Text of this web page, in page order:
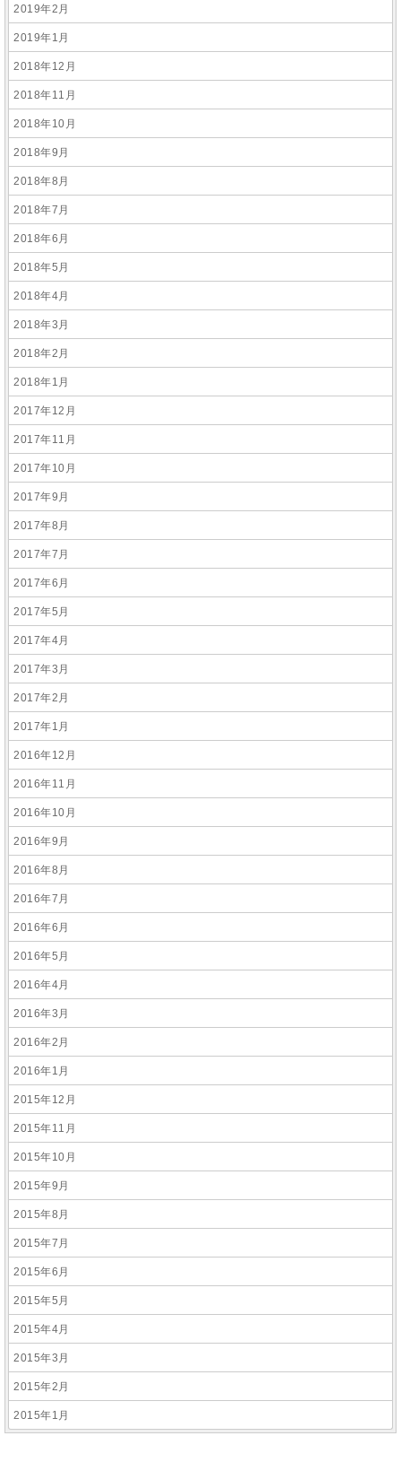
2019年2月
2019年1月
2018年12月
2018年11月
2018年10月
2018年9月
2018年8月
2018年7月
2018年6月
2018年5月
2018年4月
2018年3月
2018年2月
2018年1月
2017年12月
2017年11月
2017年10月
2017年9月
2017年8月
2017年7月
2017年6月
2017年5月
2017年4月
2017年3月
2017年2月
2017年1月
2016年12月
2016年11月
2016年10月
2016年9月
2016年8月
2016年7月
2016年6月
2016年5月
2016年4月
2016年3月
2016年2月
2016年1月
2015年12月
2015年11月
2015年10月
2015年9月
2015年8月
2015年7月
2015年6月
2015年5月
2015年4月
2015年3月
2015年2月
2015年1月